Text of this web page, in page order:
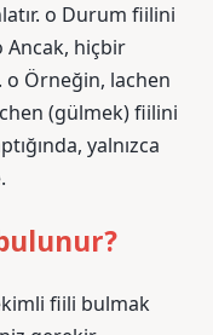
o Durum fiilini
Ancak, hiçbir
Örneğin, lachen
(gülmek) fiilini
yalnızca
fiili bulmak